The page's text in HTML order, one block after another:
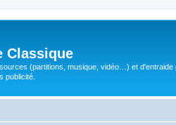
Classique
(partitions, musique, vidéo…) et
publicité.